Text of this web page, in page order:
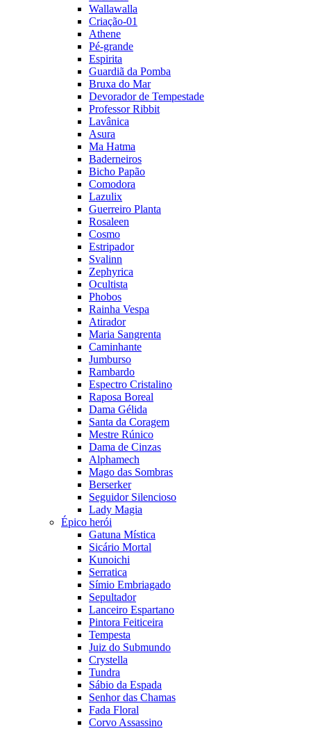
Wallawalla
Criação-01
Athene
Pé-grande
Espirita
Guardiã da Pomba
Bruxa do Mar
Devorador de Tempestade
Professor Ribbit
Lavânica
Asura
Ma Hatma
Baderneiros
Bicho Papão
Comodora
Lazulix
Guerreiro Planta
Rosaleen
Cosmo
Estripador
Svalinn
Zephyrica
Ocultista
Phobos
Rainha Vespa
Atirador
Maria Sangrenta
Caminhante
Jumburso
Rambardo
Espectro Cristalino
Raposa Boreal
Dama Gélida
Santa da Coragem
Mestre Rúnico
Dama de Cinzas
Alphamech
Mago das Sombras
Berserker
Seguidor Silencioso
Lady Magia
Épico herói
Gatuna Mística
Sicário Mortal
Kunoichi
Serratica
Símio Embriagado
Sepultador
Lanceiro Espartano
Pintora Feiticeira
Tempesta
Juiz do Submundo
Crystella
Tundra
Sábio da Espada
Senhor das Chamas
Fada Floral
Corvo Assassino